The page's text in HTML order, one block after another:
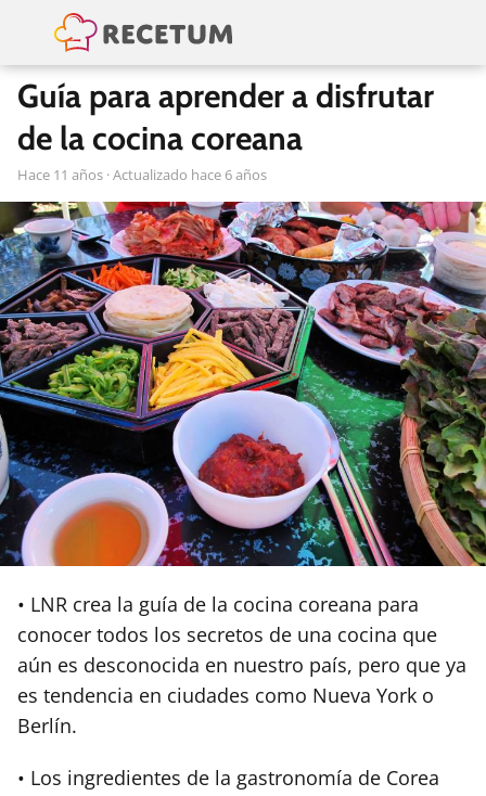
Guía para aprender a disfrutar
de la cocina coreana
hace 11 años · Actualizado hace 6 años
• LNR crea la guía de la cocina coreana para
conocer todos los secretos de una cocina que
aún es desconocida en nuestro país, pero que ya
es tendencia en ciudades como Nueva York o
Berlín.
• Los ingredientes de la gastronomía de Corea